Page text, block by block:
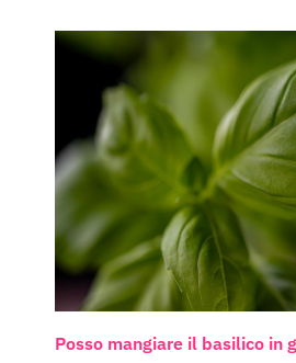
Posso mangiare il basilico in